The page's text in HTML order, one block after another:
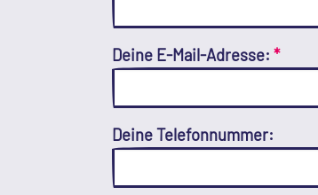
Deine E-Mail-Adresse: *
Deine Telefonnummer: